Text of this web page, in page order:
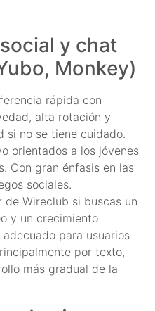
y chat
Monkey)
rápida con
alta rotación y
si no se tiene cuidado.
orientados a los jóvenes
Con gran énfasis en las
sociales.
de Wireclub si buscas un
y un crecimiento
para usuarios
por texto,
más gradual de la